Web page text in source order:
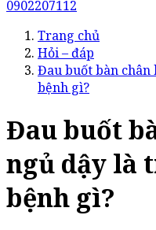
0902207112
Trang chủ
Hỏi – đáp
Đau buốt bàn
bệnh gì?
Đau buốt
ngủ dậy là
bệnh gì?